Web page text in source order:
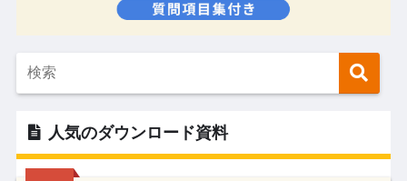
人気のダウンロード資料